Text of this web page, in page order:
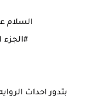
السلام
#الجزء
بتدور احداث